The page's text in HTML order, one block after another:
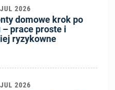
2026
domowe krok po
– prace proste i
ryzykowne
2026